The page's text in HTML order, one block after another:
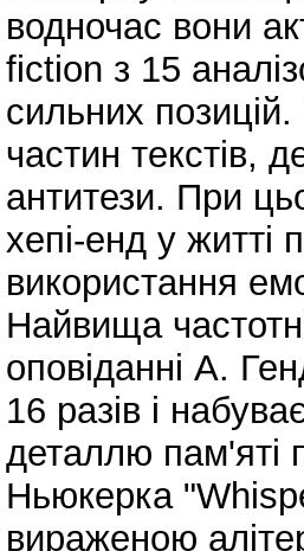
водночас вони
fiction з 15
сильних позицій.
частин текстів,
антитези. При
хепі-енд у
використання
Найвища
оповіданні А.
16 разів і
деталлю пам'яті
Ньюкерка
вираженою